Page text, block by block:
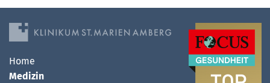
Home
Medizin